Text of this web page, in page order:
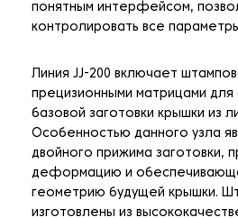
понятным интерфейсом,
контролировать все
Линия JJ-200 включает
прецизионными матрицами
базовой заготовки крышки из
Особенностью данного узла
двойного прижима заготовки,
деформацию и
геометрию будущей крышки.
изготовлены из